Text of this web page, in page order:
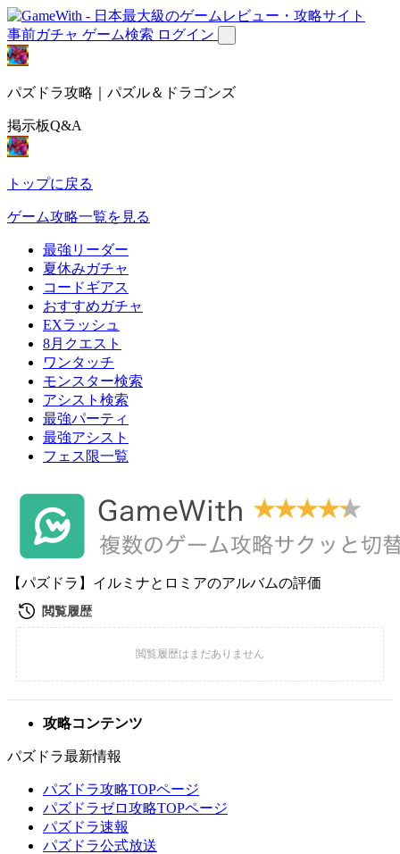
事前ガチャ ゲーム検索 ログイン
パズドラ攻略｜パズル＆ドラゴンズ
掲示板Q&A
トップに戻る
ゲーム攻略一覧を見る
最強リーダー
夏休みガチャ
コードギアス
おすすめガチャ
EXラッシュ
8月クエスト
ワンタッチ
モンスター検索
アシスト検索
最強パーティ
最強アシスト
フェス限一覧
【パズドラ】イルミナとロミアのアルバムの評価
攻略コンテンツ
パズドラ最新情報
パズドラ攻略TOPページ
パズドラゼロ攻略TOPページ
パズドラ速報
パズドラ公式放送